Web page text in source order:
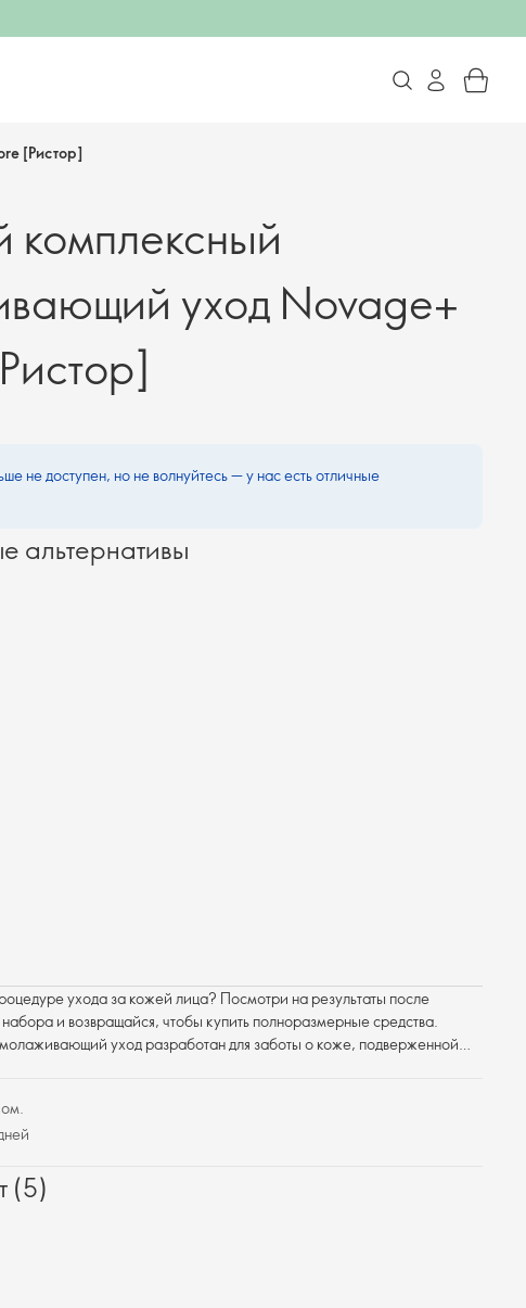
[Ристор]
комплексный
уход Novage+
не доступен, но не волнуйтесь — у нас есть отличные
альтернативы
ухода за кожей лица? Посмотри на результаты после
и возвращайся, чтобы купить полноразмерные средства.
уход разработан для заботы о коже, подверженной
и преображает зрелую кожу, чтобы ты могла наслаждаться её
и 6 пробников (2 х очищающих средства, 2 х крема для век, 2 х
(5)